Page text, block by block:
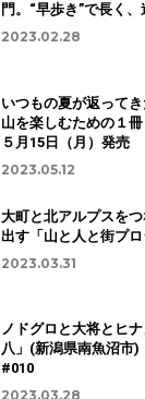
門。“早歩き”で長く、
2023.02.28
いつもの夏が返って
山を楽しむための１
５月15日（月）発売
2023.05.12
大町と北アルプスを
出す「山と人と街プ
2023.03.31
ノドグロと大将とヒ
八」(新潟県南魚沼市)
#010
2023.03.28